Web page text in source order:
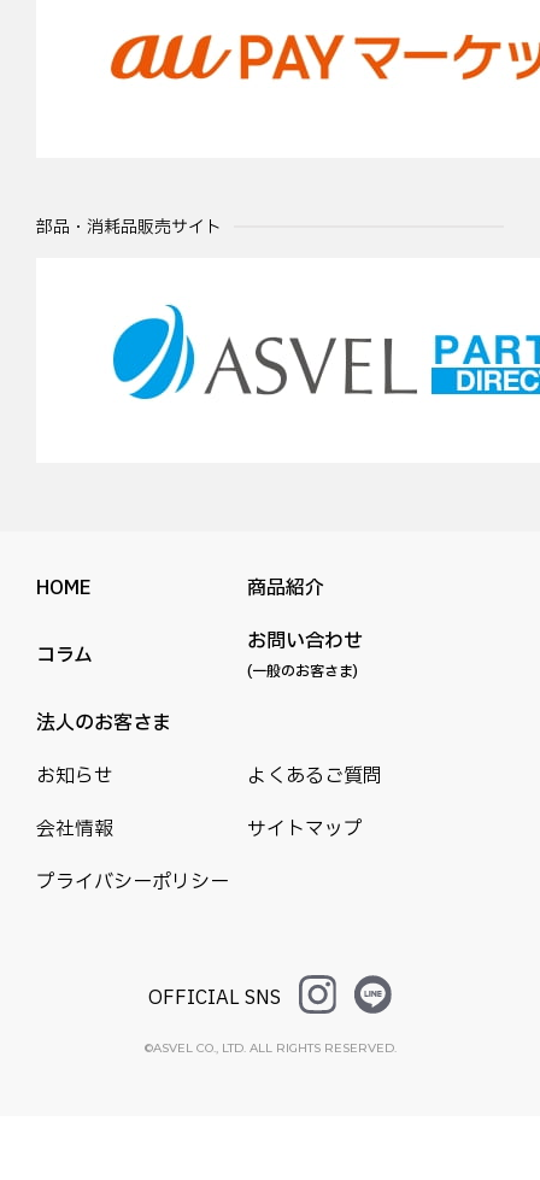
部品・消耗品販売サイト
HOME 商品紹介
コラム お問い合わせ
(一般のお客さま)
法人のお客さま
お知らせ
よくあるご質問
会社情報
サイトマップ
プライバシーポリシー
OFFICIAL SNS
©ASVEL CO., LTD. ALL RIGHTS RESERVED.